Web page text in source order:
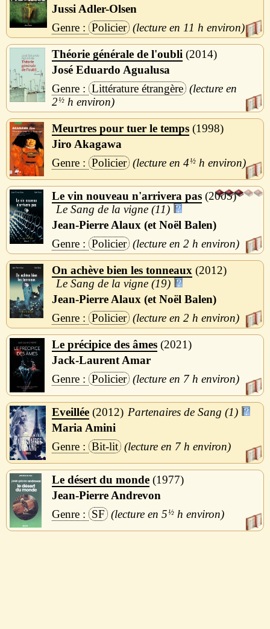
Jussi Adler-Olsen
Policier
11 h
Théorie générale de l'oubli
2014
José Eduardo Agualusa
Littérature étrangère
2½ h
Meurtres pour tuer le temps 1998
Jiro Akagawa
Policier
4½ h
Le vin nouveau n'arrivera pas 2005
Le Sang de la vigne (11)
Jean-Pierre Alaux (et Noël Balen)
Policier
2 h
On achève bien les tonneaux
2012
Le Sang de la vigne (19)
Jean-Pierre Alaux (et Noël Balen)
Policier
2 h
Le précipice des âmes 2021
Jack-Laurent Amar
Policier
7 h
Eveillée 2012
Partenaires de Sang (1)
Maria Amini
Bit-lit
7 h
Le désert du monde 1977
Jean-Pierre Andrevon
SF
5½ h